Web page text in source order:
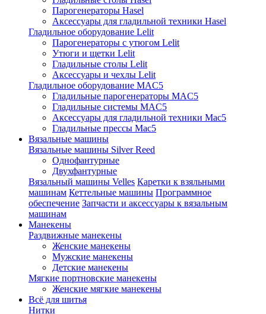
Парогенераторы Hasel
Аксессуары для гладильной техники Hasel
Гладильное оборудование Lelit
Парогенераторы с утюгом Lelit
Утюги и щетки Lelit
Гладильные столы Lelit
Аксессуары и чехлы Lelit
Гладильное оборудование MAC5
Гладильные парогенераторы MAC5
Гладильные системы MAC5
Аксессуары для гладильной техники Mac5
Гладильные прессы Mac5
Вязальные машины
Вязальные машины Silver Reed
Однофантурные
Двухфантурные
Вязальный машины Velles Каретки к взяльными
машинам Кеттельные машины Программное
обеспечение Запчасти и аксессуары к вязальным
машинам
Манекены
Раздвижные манекены
Женские манекены
Мужские манекены
Детские манекены
Мягкие портновские манекены
Женские мягкие манекены
Всё для шитья
Нитки